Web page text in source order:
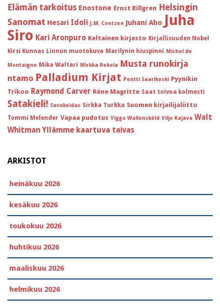
Elämän tarkoitus Enostone Ernst Billgren Helsingin
Sanomat Hesari Idoli J.M. Coetzee Juhani Aho Juha
Siro Kari Aronpuro Keltainen kirjasto Kirjallisuuden Nobel
Kirsi Kunnas Linnun muotokuva Marilynin hiuspinni Michel de
Montaigne Mika Waltari Mirkka Rekola Musta runokirja
ntamo Palladium Kirjat Pentti Saarikoski Pyynikin
Trikoo Raymond Carver Réne Magritte Saat toivoa kolmesti
Satakieli! Savukeidas Sirkka Turkka Suomen kirjailijaliitto
Tommi Melender Vapaa pudotus Viggo Wallensköld Viljo Kajava Walt
Whitman Yllämme kaartuva taivas
ARKISTOT
heinäkuu 2026
kesäkuu 2026
toukokuu 2026
huhtikuu 2026
maaliskuu 2026
helmikuu 2026